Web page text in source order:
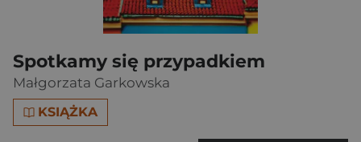
Spotkamy się przypadkiem
Małgorzata Garkowska
KSIĄŻKA